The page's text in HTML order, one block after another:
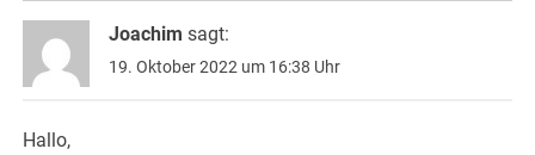
Joachim sagt:
19. Oktober 2022 um 16:38 Uhr
Hallo,